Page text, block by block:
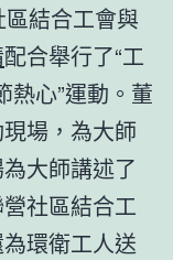
結合工會與
配合舉行了“工
熱心”運動。董
場，為大師
大師講述了
社區結合工
環衛工人送